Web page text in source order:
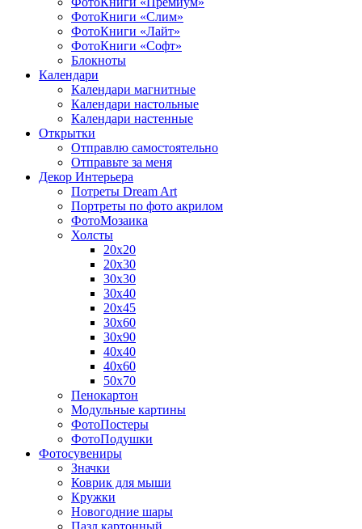
ФотоКниги «Слим»
ФотоКниги «Лайт»
ФотоКниги «Софт»
Блокноты
Календари
Календари магнитные
Календари настольные
Календари настенные
Открытки
Отправлю самостоятельно
Отправьте за меня
Декор Интерьера
Потреты Dream Art
Портреты по фото акрилом
ФотоМозаика
Холсты
20х20
20х30
30х30
30х40
20х45
30х60
30х90
40х40
40х60
50х70
Пенокартон
Модульные картины
ФотоПостеры
ФотоПодушки
Фотоcувениры
Значки
Коврик для мыши
Кружки
Новогодние шары
Пазл картонный